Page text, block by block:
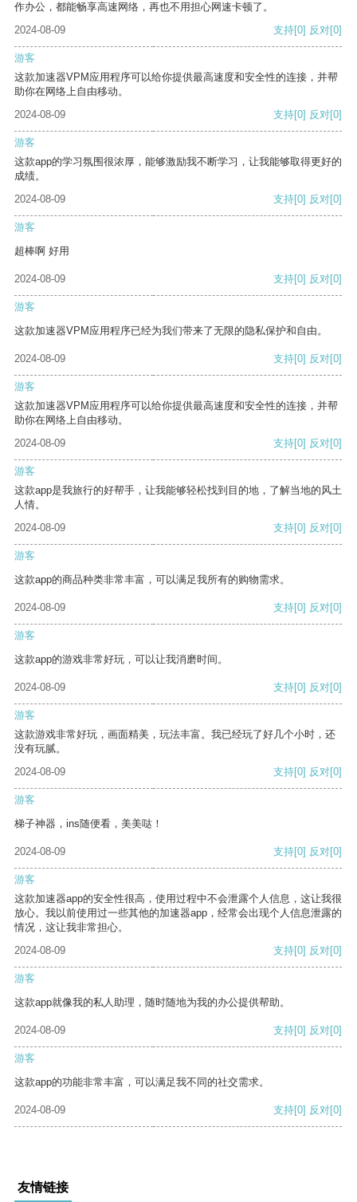
作办公，都能畅享高速网络，再也不用担心网速卡顿了。
2024-08-09
支持[0] 反对[0]
游客
这款加速器VPM应用程序可以给你提供最高速度和安全性的连接，并帮
助你在网络上自由移动。
2024-08-09
支持[0] 反对[0]
游客
这款app的学习氛围很浓厚，能够激励我不断学习，让我能够取得更好的
成绩。
2024-08-09
支持[0] 反对[0]
游客
超棒啊 好用
2024-08-09 支持[0] 反对[0]
游客
这款加速器VPM应用程序已经为我们带来了无限的隐私保护和自由。
2024-08-09 支持[0] 反对[0]
游客
这款加速器VPM应用程序可以给你提供最高速度和安全性的连接，并帮
助你在网络上自由移动。
2024-08-09
支持[0] 反对[0]
游客
这款app是我旅行的好帮手，让我能够轻松找到目的地，了解当地的风土
人情。
2024-08-09
支持[0] 反对[0]
游客
这款app的商品种类非常丰富，可以满足我所有的购物需求。
2024-08-09 支持[0] 反对[0]
游客
这款app的游戏非常好玩，可以让我消磨时间。
2024-08-09 支持[0] 反对[0]
游客
这款游戏非常好玩，画面精美，玩法丰富。我已经玩了好几个小时，还
没有玩腻。
2024-08-09
支持[0] 反对[0]
游客
梯子神器，ins随便看，美美哒！
2024-08-09 支持[0] 反对[0]
游客
这款加速器app的安全性很高，使用过程中不会泄露个人信息，这让我很
放心。我以前使用过一些其他的加速器app，经常会出现个人信息泄露的
情况，这让我非常担心。
2024-08-09
支持[0] 反对[0]
游客
这款app就像我的私人助理，随时随地为我的办公提供帮助。
2024-08-09 支持[0] 反对[0]
游客
这款app的功能非常丰富，可以满足我不同的社交需求。
2024-08-09 支持[0] 反对[0]
友情链接